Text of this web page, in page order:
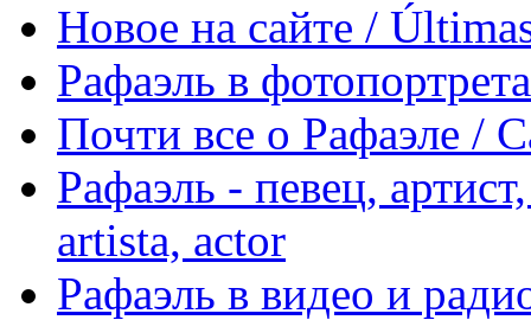
Новое на сайте /
Рафаэль в
Почти все о Рафаэле /
Рафаэль - певец,
artista, actor
Рафаэль в видео и